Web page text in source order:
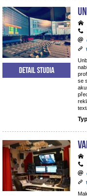
se
Detail studia